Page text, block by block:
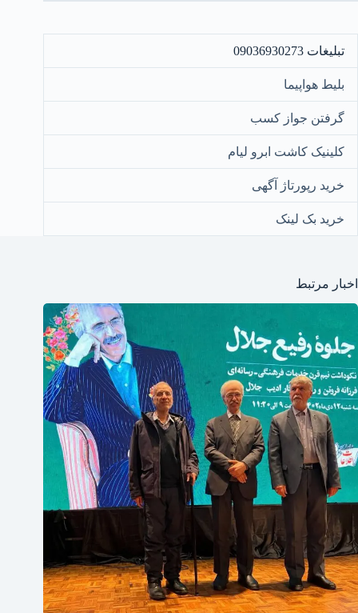
تبلیغات 09036930273
بلیط هواپیما
گرفتن جواز کسب
کلینیک کاشت ابرو لیام
خرید رپورتاژ آگهی
خرید بک لینک
اخبار مرتبط